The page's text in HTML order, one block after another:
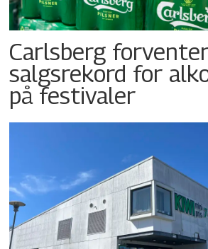
Carlsberg
salgsrekord for
på festivaler